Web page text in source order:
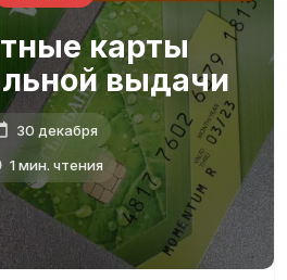
карты
выдачи
30 декабря
1 мин. чтения